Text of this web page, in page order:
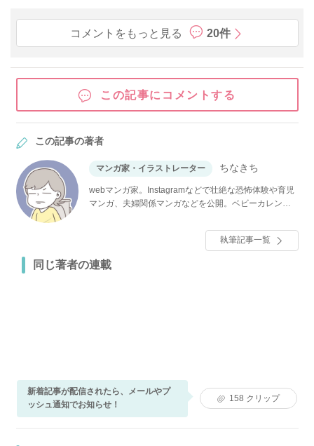
コメントをもっと見る 20件
この記事にコメントする
この記事の著者
マンガ家・イラストレーター ちなきち
webマンガ家。Instagramなどで壮絶な恐怖体験や育児
マンガ、夫婦関係マンガなどを公開。ベビーカレンダ
「その人って、本当にママ友ですか？」「夫が消えま
執筆記事一覧
同じ著者の連載
新着記事が配信されたら、メールやプ
ッシュ通知でお知らせ！
158 クリップ